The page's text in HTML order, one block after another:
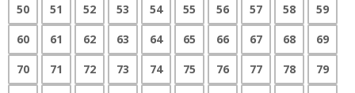
50
51 52 53 54 55 56 57 58
59
60
61 62 63 64 65 66 67 68
69
70
71 72 73 74 75 76 77 78
79